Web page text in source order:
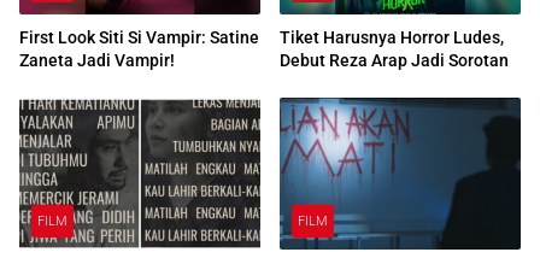
First Look Siti Si Vampir: Satine
Zaneta Jadi Vampir!
Tiket Harusnya Horror Ludes,
Debut Reza Arap Jadi Sorotan
FILM FILM